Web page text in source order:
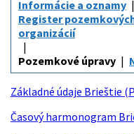
Informácie a oznamy
Register
organizácií
Pozemkové úpravy
Základné údaje Brieštie
Časový harmonogram